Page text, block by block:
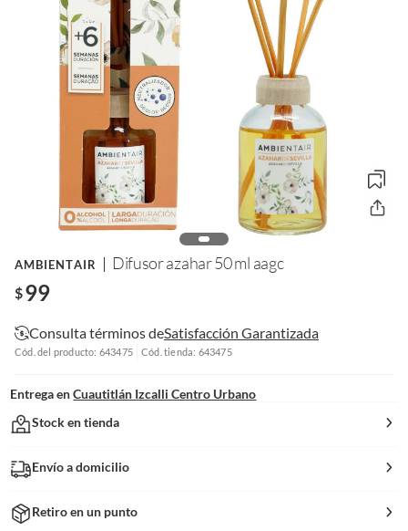
AMBIENTAIR Difusor azahar 50 ml aagc
$99
Consulta términos deSatisfacción Garantizada
Cód. del producto: 643475 Cód. tienda: 643475
Entrega en Cuautitlán Izcalli Centro Urbano
Stock en tienda
Envío a domicilio
Retiro en un punto